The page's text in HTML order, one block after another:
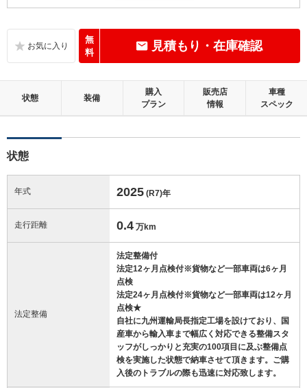
無キズ、もしくは傷みや汚れなどがほぼない、とても綺麗な状態です。
外装：
無キズ、もしくはキズやヘコミなどがほぼない、とても綺麗な状態で
修復歴：無
無
料
見積もり・在庫確認
状態 装備
購入
プラン
販売店
情報
車種
スペック
状態
年式 2025 (R7)年
走行距離 0.4 万km
法定整備
法定整備付
法定12ヶ月点検付※貨物など一部車両は6ヶ月
点検
法定24ヶ月点検付※貨物など一部車両は12ヶ月
点検★
自社に九州運輸局長指定工場を設けており、国
産車から輸入車まで幅広く対応できる整備スタ
ッフがしっかりと充実の100項目に及ぶ整備点
検を実施した状態で納車させて頂きます。ご購
入後のトラブルの際も迅速に対応致します。